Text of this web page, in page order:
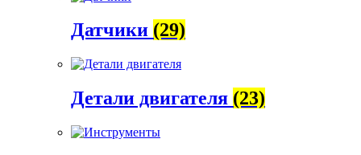
Датчики (29)
Детали двигателя (23)